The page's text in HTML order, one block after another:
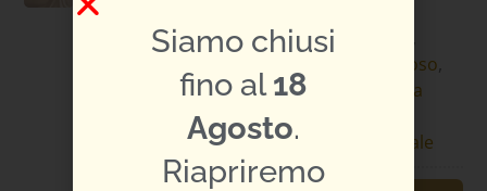
luminoso
scollo a
sensuale
Siamo chiusi
fino al18
Agosto.
Riapriremo